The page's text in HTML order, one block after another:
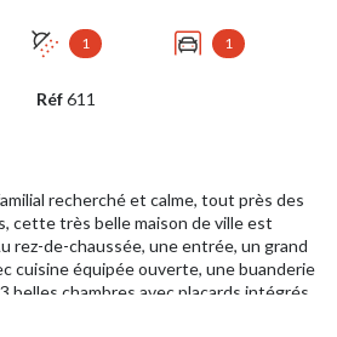
1 1
Réf611
recherché et calme, tout près des
cette très belle maison de ville est
rez-de-chaussée, une entrée, un grand
cuisine équipée ouverte, une buanderie
belles chambres avec placards intégrés,